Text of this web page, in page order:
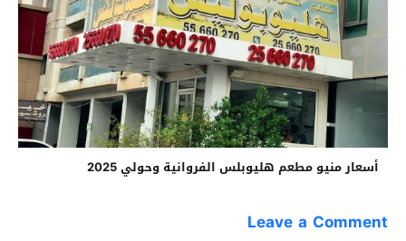
أسعار منيو مطعم هليوبلس الفروانية وحولي 2025
Leave a Comment